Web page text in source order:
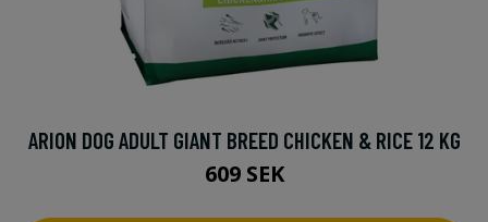
ARION DOG ADULT GIANT BREED CHICKEN & RICE 12 KG
609 SEK